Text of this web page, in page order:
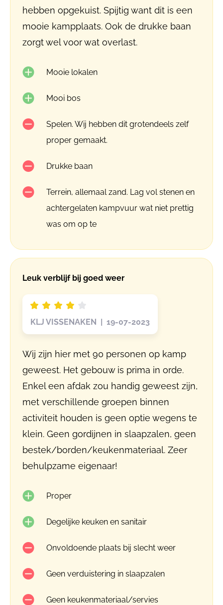
hebben opgekuist. Spijtig want dit is een
mooie kampplaats. Ook de drukke baan
zorgt wel voor wat overlast.
Mooie lokalen
Mooi bos
Spelen. Wij hebben dit grotendeels zelf
proper gemaakt.
Drukke baan
Terrein, allemaal zand. Lag vol stenen en
achtergelaten kampvuur wat niet prettig
was om op te
Leuk verblijf bij goed weer
KLJ VISSENAKEN | 19-07-2023
Wij zijn hier met 90 personen op kamp
geweest. Het gebouw is prima in orde.
Enkel een afdak zou handig geweest zijn,
met verschillende groepen binnen
activiteit houden is geen optie wegens te
klein. Geen gordijnen in slaapzalen, geen
bestek/borden/keukenmateriaal. Zeer
behulpzame eigenaar!
Proper
Degelijke keuken en sanitair
Onvoldoende plaats bij slecht weer
Geen verduistering in slaapzalen
Geen keukenmateriaal/servies